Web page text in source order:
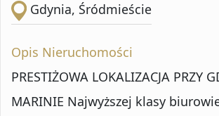
Gdynia, Śródmieście
Opis Nieruchomości
PRESTIŻOWA LOKALIZACJA PRZY
MARINIE Najwyższej klasy